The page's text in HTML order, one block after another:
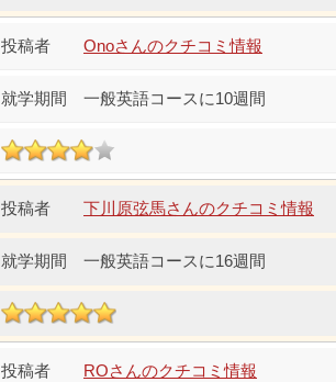
Onoさんのクチコミ情報
一般英語コースに10週間
下川原弦馬さんのクチコミ情報
一般英語コースに16週間
ROさんのクチコミ情報